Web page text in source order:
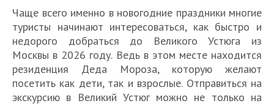
году
Чаще всего именно в новогодние праздники многие
туристы начинают интересоваться, как быстро и
недорого добраться до Великого Устюга из
Москвы в 2026 году. Ведь в этом месте находится
резиденция Деда Мороза, которую желают
посетить как дети, так и взрослые. Отправиться на
экскурсию в Великий Устюг можно не только на